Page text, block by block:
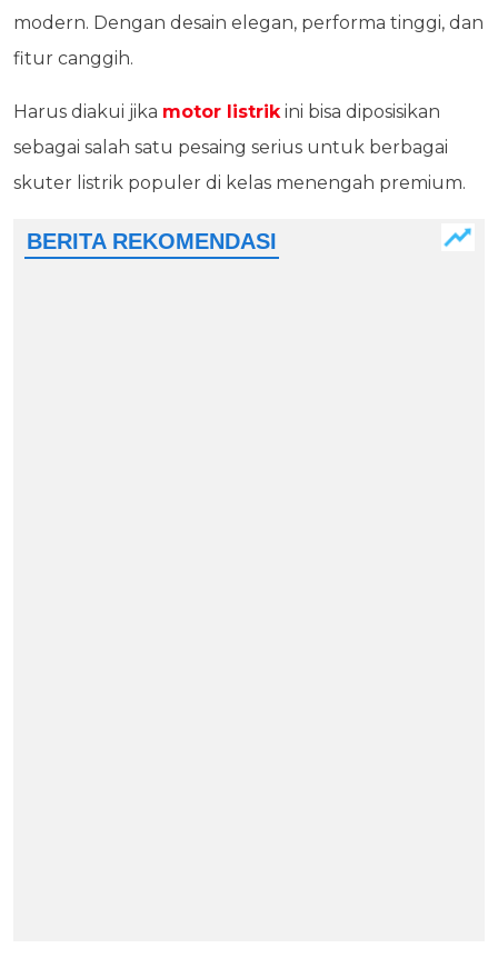
modern. Dengan desain elegan, performa tinggi, dan
fitur canggih.
Harus diakui jika motor listrikini bisa diposisikan
sebagai salah satu pesaing serius untuk berbagai
skuter listrik populer di kelas menengah premium.